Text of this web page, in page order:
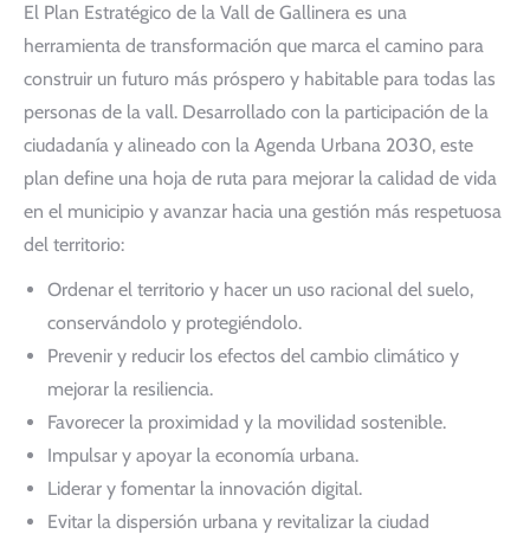
El Plan Estratégico de la Vall de Gallinera es una
herramienta de transformación que marca el camino para
construir un futuro más próspero y habitable para todas las
personas de la vall. Desarrollado con la participación de la
ciudadanía y alineado con la Agenda Urbana 2030, este
plan define una hoja de ruta para mejorar la calidad de vida
en el municipio y avanzar hacia una gestión más respetuosa
del territorio:
Ordenar el territorio y hacer un uso racional del suelo,
conservándolo y protegiéndolo.
Prevenir y reducir los efectos del cambio climático y
mejorar la resiliencia.
Favorecer la proximidad y la movilidad sostenible.
Impulsar y apoyar la economía urbana.
Liderar y fomentar la innovación digital.
Evitar la dispersión urbana y revitalizar la ciudad